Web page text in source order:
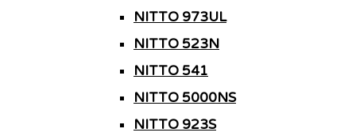
NITTO 973UL
NITTO 523N
NITTO 541
NITTO 5000NS
NITTO 923S